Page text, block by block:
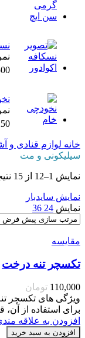
خانه لوازم قنادی و
سیلیکونی و مت
نمایش 1–12 از 15 نتیجه
نمایش سایدبار
نمایش 24
36
مقایسه
تکسچر تنه درخت
110,000 تومان
ویژگی های تکسچر
برای استفاده از
افزودن به علاقه
افزودن به سبد خرید